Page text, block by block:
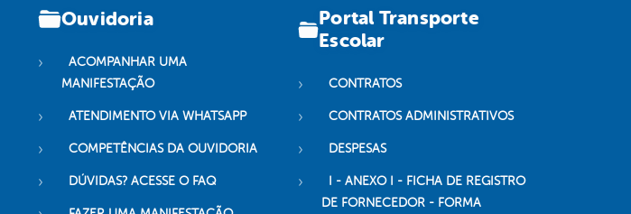
Ouvidoria
ACOMPANHAR UMA
MANIFESTAÇÃO
ATENDIMENTO VIA WHATSAPP
COMPETÊNCIAS DA OUVIDORIA
DÚVIDAS? ACESSE O FAQ
Portal Transporte
Escolar
CONTRATOS
CONTRATOS ADMINISTRATIVOS
DESPESAS
I - ANEXO I - FICHA DE REGISTRO
DE FORNECEDOR - FORMA